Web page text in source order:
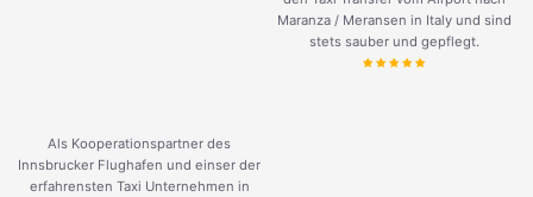
Maranza / Meransen in Italy und sind
stets sauber und gepflegt.
Als Kooperationspartner des
Innsbrucker Flughafen und einser der
erfahrensten Taxi Unternehmen in